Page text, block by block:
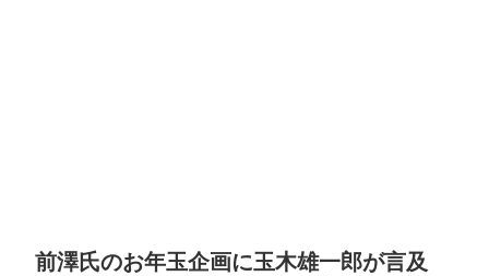
前澤氏のお年玉企画に玉木雄一郎が言及